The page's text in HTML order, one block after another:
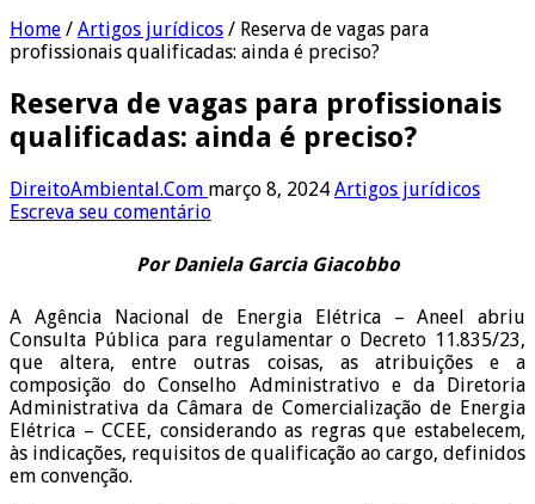
Home / Artigos jurídicos / Reserva de vagas para
profissionais qualificadas: ainda é preciso?
Reserva de vagas para profissionais
qualificadas: ainda é preciso?
DireitoAmbiental.Com março 8, 2024 Artigos jurídicos
Escreva seu comentário
Por Daniela Garcia Giacobbo
A Agência Nacional de Energia Elétrica – Aneel abriu
Consulta Pública para regulamentar o Decreto 11.835/23,
que altera, entre outras coisas, as atribuições e a
composição do Conselho Administrativo e da Diretoria
Administrativa da Câmara de Comercialização de Energia
Elétrica – CCEE, considerando as regras que estabelecem,
às indicações, requisitos de qualificação ao cargo, definidos
em convenção.